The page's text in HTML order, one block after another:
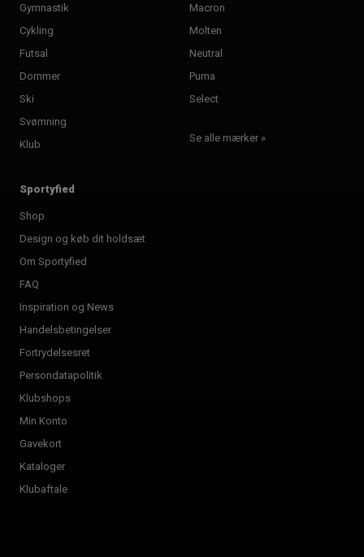
Gymnastik
Cykling
Futsal
Dommer
Ski
Svømning
Klub
Macron
Molten
Neutral
Puma
Select
Se alle mærker »
Sportyfied
Shop
Design og køb dit holdsæt
Om Sportyfied
FAQ
Inspiration og News
Handelsbetingelser
Fortrydelsesret
Persondatapolitik
Klubshops
Min Konto
Gavekort
Kataloger
Klubaftale